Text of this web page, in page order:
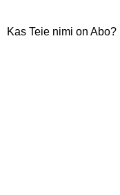
Kas Teie nimi on Abo?